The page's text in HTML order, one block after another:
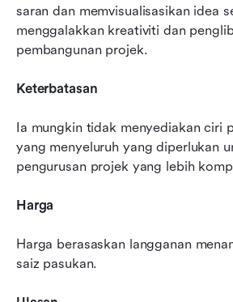
saran dan memvisualisasikan idea
menggalakkan kreativiti dan
pembangunan projek.
Keterbatasan
Ia mungkin tidak menyediakan ciri
yang menyeluruh yang diperlukan
pengurusan projek yang lebih
Harga
Harga berasaskan langganan
saiz pasukan.